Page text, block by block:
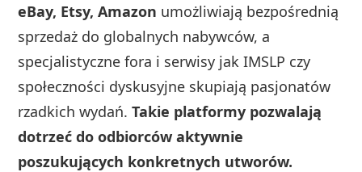
eBay, Etsy, Amazon umożliwiają bezpośrednią
sprzedaż do globalnych nabywców, a
specjalistyczne fora i serwisy jak IMSLP czy
społeczności dyskusyjne skupiają pasjonatów
rzadkich wydań.Takie platformy pozwalają
dotrzeć do odbiorców aktywnie
poszukujących konkretnych utworów.